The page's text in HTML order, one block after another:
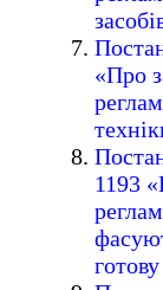
«Про
1193